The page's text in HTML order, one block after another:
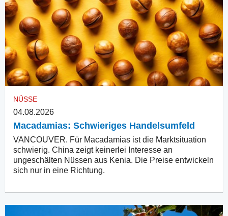
NÜSSE
04.08.2026
Macadamias: Schwieriges Handelsumfeld
VANCOUVER. Für Macadamias ist die Marktsituation
schwierig. China zeigt keinerlei Interesse an
ungeschälten Nüssen aus Kenia. Die Preise entwickeln
sich nur in eine Richtung.